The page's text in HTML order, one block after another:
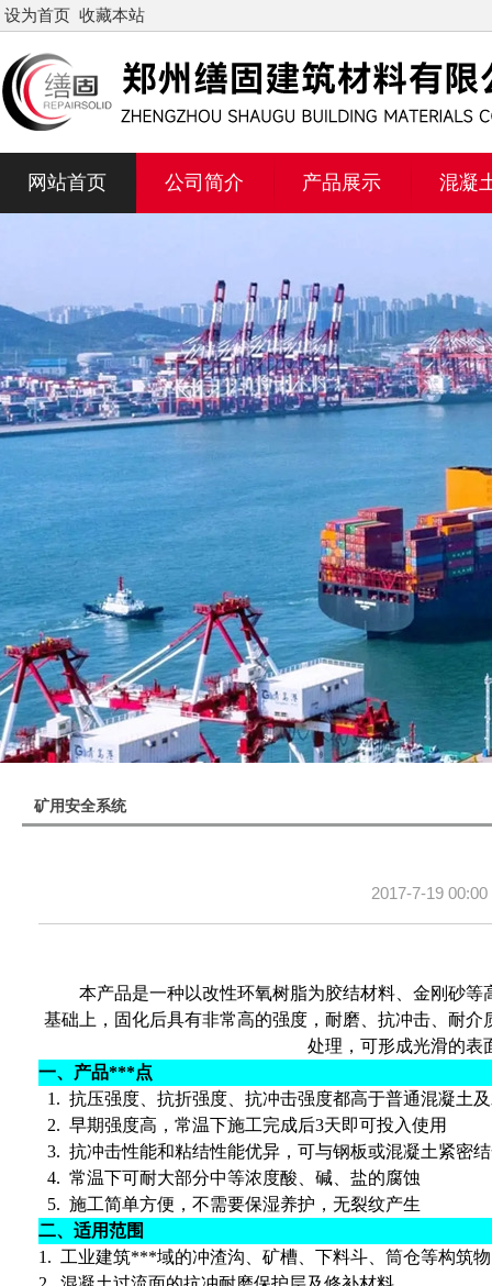
设为首页 收藏本站
网站首页 公司简介 产品展示 混凝
矿用安全系统
2017-7-19 00:00
本产品是一种以改性环氧树脂为胶结材料、金刚砂
基础上，固化后具有非常高的强度，耐磨、抗冲击、耐
处理，可形成光滑的表
一、产品***点
1. 抗压强度、抗折强度、抗冲击强度都高于普通混凝土
2. 早期强度高，常温下施工完成后3天即可投入使用
3. 抗冲击性能和粘结性能优异，可与钢板或混凝土紧密
4. 常温下可耐大部分中等浓度酸、碱、盐的腐蚀
5. 施工简单方便，不需要保湿养护，无裂纹产生
二、适用范围
1. 工业建筑***域的冲渣沟、矿槽、下料斗、筒仓等构筑